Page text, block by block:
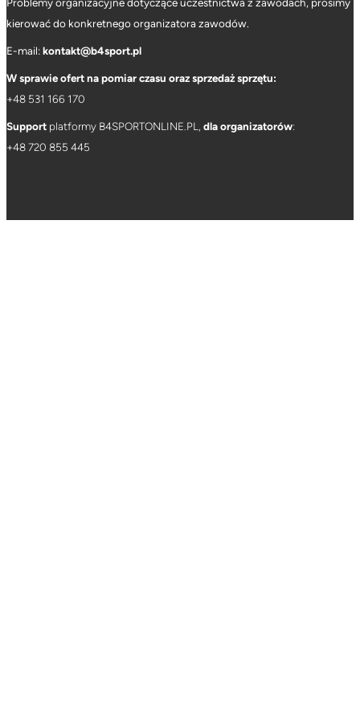
kierować do konkretnego organizatora zawodów.
E-mail:kontakt@b4sport.pl
W sprawie ofert na pomiar czasu oraz sprzedaż sprzętu:
+48 531 166 170
Support platformy B4SPORTONLINE.PL, dla organizatorów:
+48 720 855 445